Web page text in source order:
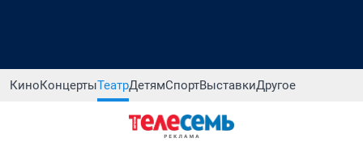
КиноКонцертыТеатрДетямСпортВыставкиДругое